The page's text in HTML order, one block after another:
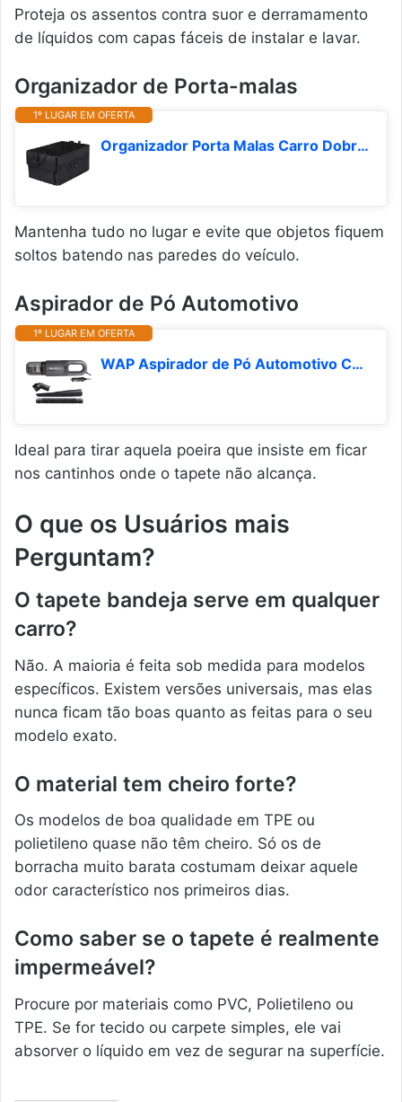
Proteja os assentos contra suor e derramamento
de líquidos com capas fáceis de instalar e lavar.
Organizador de Porta-malas
1º LUGAR EM OFERTA
Organizador Porta Malas Carro Dobrável Impermeável com Alça, Divisórias e Bolso Externo, Baú Multiuso para Veículos, Viagens e Uso Diário
Mantenha tudo no lugar e evite que objetos fiquem
soltos batendo nas paredes do veículo.
Aspirador de Pó Automotivo
1º LUGAR EM OFERTA
WAP Aspirador de Pó Automotivo Car 12V2, Portátil, 420ml, com Recipiente Removível e Filtro Lavável, 180W 12VDC
Ideal para tirar aquela poeira que insiste em ficar
nos cantinhos onde o tapete não alcança.
O que os Usuários mais
Perguntam?
O tapete bandeja serve em qualquer
carro?
Não. A maioria é feita sob medida para modelos
específicos. Existem versões universais, mas elas
nunca ficam tão boas quanto as feitas para o seu
modelo exato.
O material tem cheiro forte?
Os modelos de boa qualidade em TPE ou
polietileno quase não têm cheiro. Só os de
borracha muito barata costumam deixar aquele
odor característico nos primeiros dias.
Como saber se o tapete é realmente
impermeável?
Procure por materiais como PVC, Polietileno ou
TPE. Se for tecido ou carpete simples, ele vai
absorver o líquido em vez de segurar na superfície.